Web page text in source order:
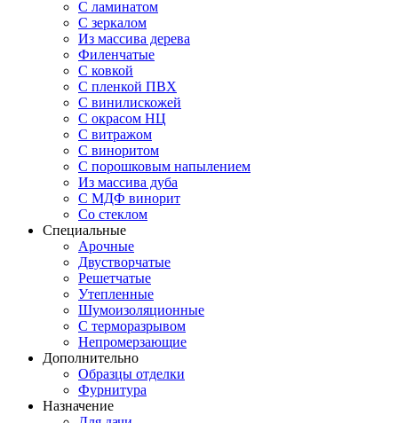
С ламинатом
С зеркалом
Из массива дерева
Филенчатые
С ковкой
С пленкой ПВХ
С винилискожей
С окрасом НЦ
С витражом
С виноритом
С порошковым напылением
Из массива дуба
С МДФ винорит
Со стеклом
Специальные
Арочные
Двустворчатые
Решетчатые
Утепленные
Шумоизоляционные
С терморазрывом
Непромерзающие
Дополнительно
Образцы отделки
Фурнитура
Назначение